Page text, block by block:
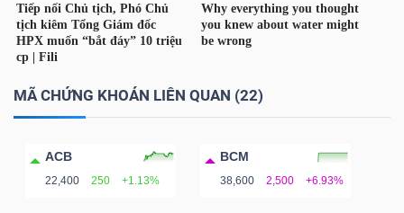
MÃ CHỨNG KHOÁN LIÊN QUAN (22)
ACB
22,400 250 +1.13%
BCM
38,600 2,500 +6.93%
CÔNG
TIN